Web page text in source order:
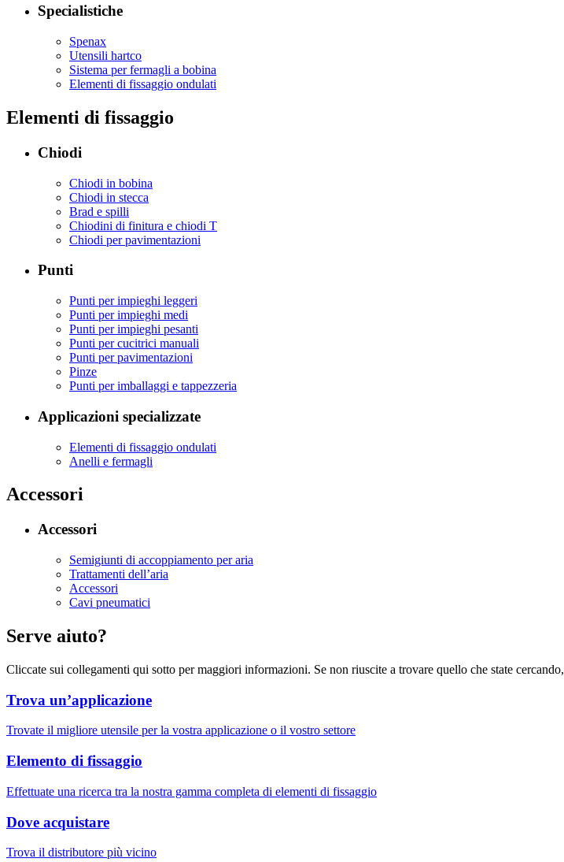
Specialistiche
Spenax
Utensili hartco
Sistema per fermagli a bobina
Elementi di fissaggio ondulati
Elementi di fissaggio
Chiodi
Chiodi in bobina
Chiodi in stecca
Brad e spilli
Chiodini di finitura e chiodi T
Chiodi per pavimentazioni
Punti
Punti per impieghi leggeri
Punti per impieghi medi
Punti per impieghi pesanti
Punti per cucitrici manuali
Punti per pavimentazioni
Pinze
Punti per imballaggi e tappezzeria
Applicazioni specializzate
Elementi di fissaggio ondulati
Anelli e fermagli
Accessori
Accessori
Semigiunti di accoppiamento per aria
Trattamenti dell’aria
Accessori
Cavi pneumatici
Serve aiuto?
Cliccate sui collegamenti qui sotto per maggiori informazioni. Se non riuscite a trovare quello che state cercando,
Trova un’applicazione
Trovate il migliore utensile per la vostra applicazione o il vostro settore
Elemento di fissaggio
Effettuate una ricerca tra la nostra gamma completa di elementi di fissaggio
Dove acquistare
Trova il distributore più vicino